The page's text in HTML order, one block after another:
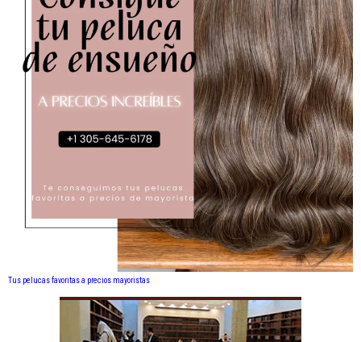
Tus pelucas favoritas a precios mayoristas